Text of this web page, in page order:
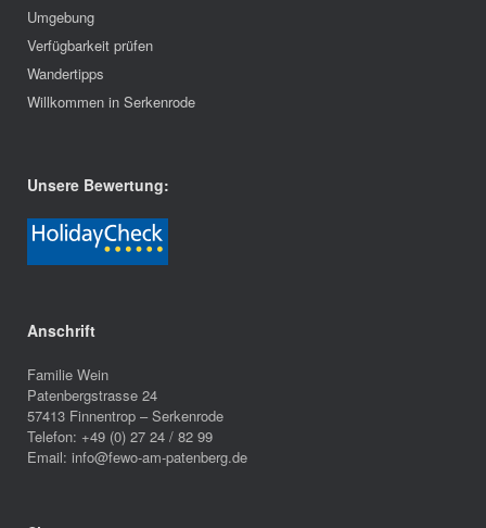
Umgebung
Verfügbarkeit prüfen
Wandertipps
Willkommen in Serkenrode
Unsere Bewertung:
Anschrift
Familie Wein
Patenbergstrasse 24
57413 Finnentrop – Serkenrode
Telefon: +49 (0) 27 24 / 82 99
Email: info@fewo-am-patenberg.de